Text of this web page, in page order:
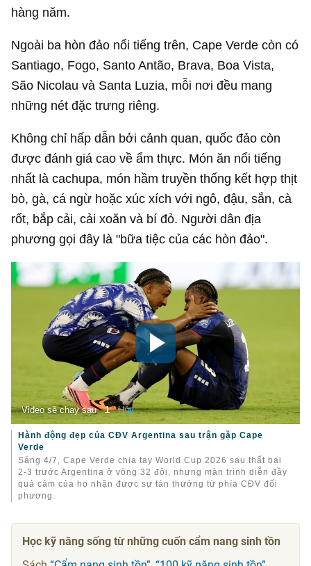
hàng năm.
Ngoài ba hòn đảo nổi tiếng trên, Cape Verde còn có
Santiago, Fogo, Santo Antão, Brava, Boa Vista,
São Nicolau và Santa Luzia, mỗi nơi đều mang
những nét đặc trưng riêng.
Không chỉ hấp dẫn bởi cảnh quan, quốc đảo còn
được đánh giá cao về ẩm thực. Món ăn nổi tiếng
nhất là cachupa, món hầm truyền thống kết hợp thịt
bò, gà, cá ngừ hoặc xúc xích với ngô, đậu, sắn, cà
rốt, bắp cải, cải xoăn và bí đỏ. Người dân địa
phương gọi đây là "bữa tiệc của các hòn đảo".
Video sẽ chạy sau 0 Hủy
Hành động đẹp của CĐV Argentina sau trận gặp Cape
Verde
Sáng 4/7, Cape Verde chia tay World Cup 2026 sau thất bại
2-3 trước Argentina ở vòng 32 đội, nhưng màn trình diễn đầy
quả cảm của họ nhận được sự tán thưởng từ phía CĐV đối
phương.
Học kỹ năng sống từ những cuốn cẩm nang sinh tồn